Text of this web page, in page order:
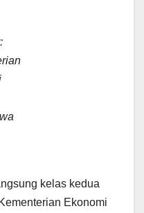
kelas kedua
Ekonomi